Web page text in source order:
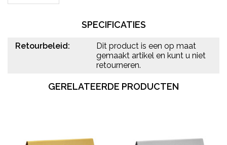
SPECIFICATIES
Retourbeleid:
Dit product is een op maat
gemaakt artikel en kunt u niet
retourneren.
GERELATEERDE PRODUCTEN